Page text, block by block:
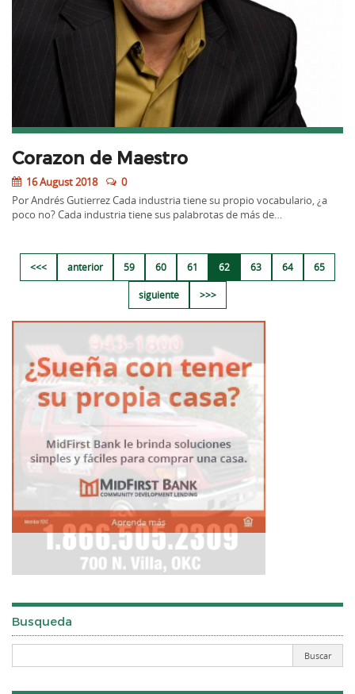
Corazon de Maestro
16 August 2018
0
Por Andrés Gutierrez Cada industria tiene su propio vocabulario, ¿a
poco no? Cada industria tiene sus palabrotas de más de…
<<< anterior 59 60 61 62 63 64 65
siguiente >>>
Busqueda